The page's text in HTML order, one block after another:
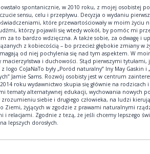
spontanicznie, w 2010 roku, z mojej osobistej
sensu, celu i przepływu. Decyzja o wydaniu
które przewartościowały w moim życiu
którzy pojawili się wtedy wokół, by pomóc mi
za to bardzo wdzięczna. A także sobie, za odwagę i
z kobiecością – bo przecież głębokie zmiany w
od niej pochylenia się nad tym aspektem. W
macierzyństwa i duchowości. Stąd pierwszymi tytułami,
logo CoJaNaTo były „Poród naturalny” Iny May Gaskin i
Jamie Sams. Rozwój osobisty jest w centrum
roku wydawnictwo skupia się głównie na rodzicach
tematy alternatywnej edukacji, wychowania nowych
siebie i drugiego człowieka, na ludzi
Ziemi, żyjących w zgodzie z prawami naturalnymi
i relacjami. Zgodnie z tezą, że jeśli chcemy lepszego
lepszych dorosłych.